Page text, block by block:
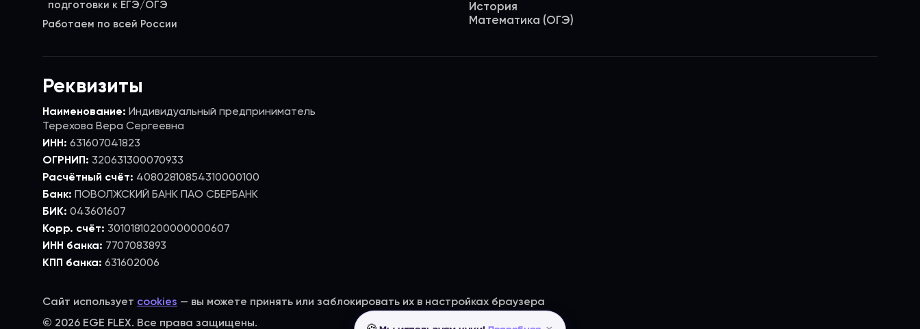
Работаем по всей России
История
Математика (ОГЭ)
Реквизиты
Наименование: Индивидуальный предприниматель
Терехова Вера Сергеевна
ИНН: 631607041823
ОГРНИП: 320631300070933
Расчётный счёт: 40802810854310000100
Банк: ПОВОЛЖСКИЙ БАНК ПАО СБЕРБАНК
БИК: 043601607
Корр. счёт: 30101810200000000607
ИНН банка: 7707083893
КПП банка: 631602006
Сайт использует cookies — вы можете принять или заблокировать их в настройках браузера
© 2026 EGE FLEX. Все права защищены.